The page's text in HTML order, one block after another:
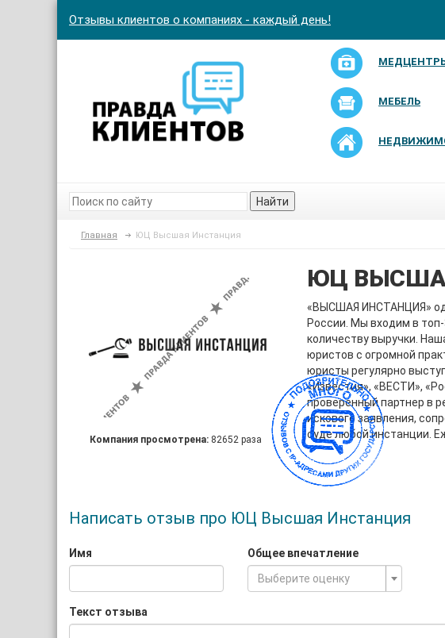
Отзывы клиентов о компаниях - каждый день!
МЕБЕЛЬ
Найти
Главная ЮЦ Высшая Инстанция
Компания просмотрена: 82652 раза
ЮЦ
«ВЫСШАЯ ИНСТАНЦИЯ»
России. Мы входим в
количеству выручки.
юристов с огромной
юристы регулярно
«Известия», «ВЕСТИ»,
проверенный партнер в
искового заявления,
суде любой инстанции.
Написать отзыв про ЮЦ Высшая Инстанция
Имя
Общее впечатление
Выберите оценку
Текст отзыва